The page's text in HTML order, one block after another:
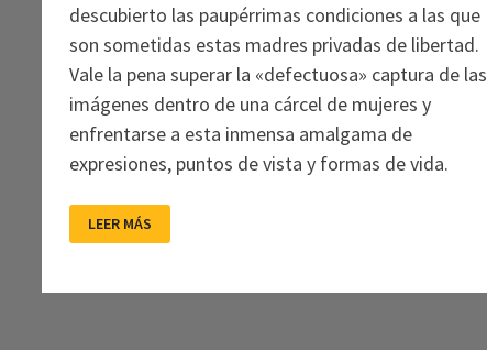
descubierto las paupérrimas condiciones a las que
son sometidas estas madres privadas de libertad.
Vale la pena superar la «defectuosa» captura de las
imágenes dentro de una cárcel de mujeres y
enfrentarse a esta inmensa amalgama de
expresiones, puntos de vista y formas de vida.
MANIFIESTO
POLÍTICO
IMÁGENES
LEER MÁS